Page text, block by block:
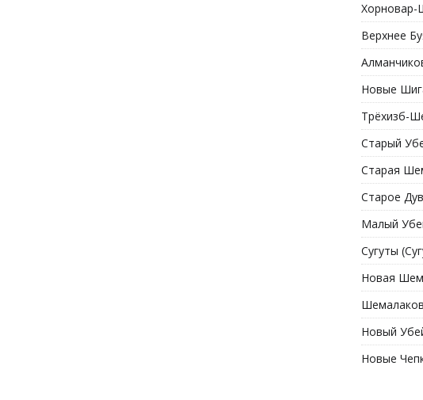
Хорновар-
Верхнее
Новые
Трёхизб-
Старый
Старая
Старое
Малый
Сугуты
Новая
Новый
Новые